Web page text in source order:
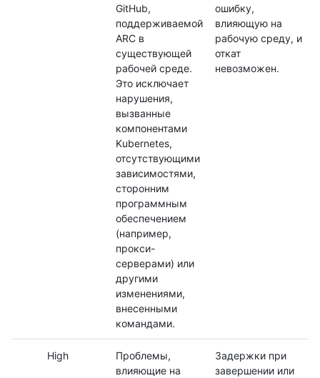
GitHub,
поддерживаемой
ARC в
существующей
рабочей среде.
Это исключает
нарушения,
вызванные
компонентами
Kubernetes,
отсутствующими
зависимостями,
сторонним
программным
обеспечением
(например,
прокси-
серверами) или
другими
изменениями,
внесенными
командами.
ошибку,
влияющую на
рабочую среду, и
откат
невозможен.
High
Проблемы,
влияющие на
Задержки при
завершении или